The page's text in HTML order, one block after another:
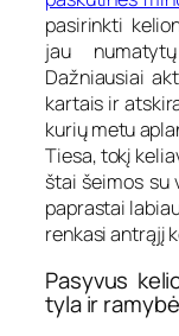
pasirinkti
jau
Dažniausiai
kartais ir
kurių metu
Tiesa, tokį
štai šeimos su
paprastai
renkasi antrąjį
Pasyvus
tyla ir ramybė